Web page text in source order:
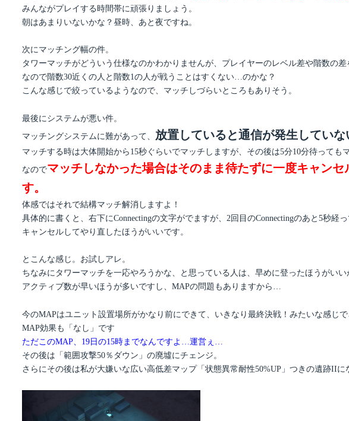
みんながプレイする時間帯に頑張りましょう。
朝はあまりいないかな？昼時、あと夜ですね。
次にマッチング幅の件。
タワーマッチがどういう仕様なのかわかりませんが、プレイヤーのレベル差や階数の
なので階数30近くの人と階数1の人が戦うことはすくない…のかな？
こんな感じで絞っているようなので、マッチしづらいところもありそう。
最後にシステムが悪い件。
マッチングシステムに難があって、 放置していると通信が発生していな
マッチする時は大体開始から15秒ぐらいでマッチしますが、その後は5分10分待っても
なのでマッチしなかった場合はそのまま待たずに一度キャン
す。
体感ではそれで結構マッチ解消しますよ！
具体的に書くと、右下にConnectingの文字がでますが、2回目のConnectingのあと5秒経
キャンセルしてやり直したほうがいいです。
とこんな感じ。お試しアレ。
ちなみにタワーマッチを一応やろうかな、と思っている人は、早めに登ったほうがいい
アクティブ数が早いほうが多いですし、MAPの問題もありますから…
今のMAPはユニット設置場所がかなり前にできて、いきなり最終決戦！みたいな感じで
MAP効果も「なし」です
ただこのMAP、19日の15時までなんですよ…運営ぇ…
その後は「範囲攻撃50％ダウン」の廃墟にチェンジ。
さらにその後は私が大嫌いな広い高低差マップ「状態異常耐性50%UP」つきの遺跡IIに